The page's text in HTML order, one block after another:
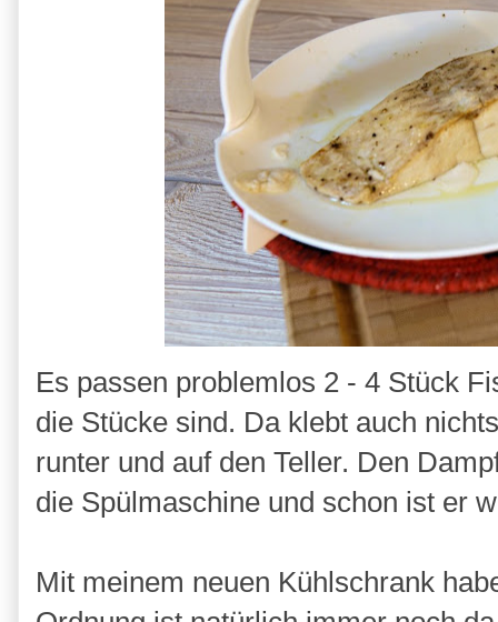
Es passen problemlos 2 - 4 Stück
die Stücke sind. Da klebt auch
runter und auf den Teller. Den
die Spülmaschine und schon ist er
Mit meinem neuen Kühlschrank